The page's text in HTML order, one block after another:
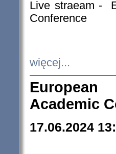
Live straeam -
Conference
więcej...
European
Academic
17.06.2024